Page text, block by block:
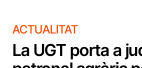
ACTUALITAT
La UGT porta a